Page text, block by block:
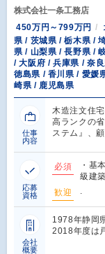
株式会社一条工務店
450万円～799万円
県 / 茨城県 / 栃木県 /
県 / 山梨県 / 長野県 /
/ 大阪府 / 兵庫県 / 奈
徳島県 / 香川県 / 愛媛
崎県 / 鹿児島県
仕事
内容
木造注文住
高ランクの
ステム』、
応募
資格
必須
・基
級建
歓迎
.
会社
概要
1978年静岡
2018年度は